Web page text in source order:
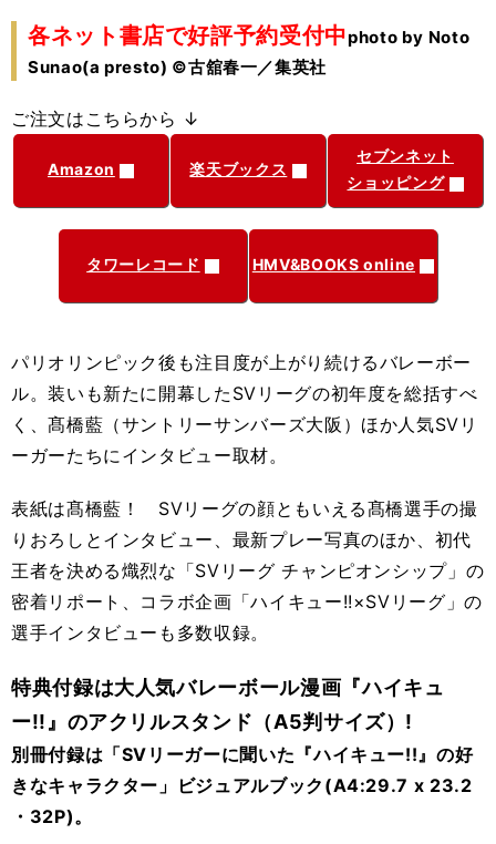
各ネット書店で好評予約受付中photo by Noto
Sunao(a presto) ©古舘春一／集英社
ご注文はこちらから ↓
Amazon 楽天ブックス
セブンネット
ショッピング
タワーレコード HMV&BOOKS online
パリオリンピック後も注目度が上がり続けるバレーボー
ル。装いも新たに開幕したSVリーグの初年度を総括すべ
く、髙橋藍（サントリーサンバーズ大阪）ほか人気SVリ
ーガーたちにインタビュー取材。
表紙は髙橋藍！ SVリーグの顔ともいえる髙橋選手の撮
りおろしとインタビュー、最新プレー写真のほか、初代
王者を決める熾烈な「SVリーグ チャンピオンシップ」の
密着リポート、コラボ企画「ハイキュー!!×SVリーグ」の
選手インタビューも多数収録。
特典付録は大人気バレーボール漫画『ハイキュ
ー!!』のアクリルスタンド（A5判サイズ）!
別冊付録は「SVリーガーに聞いた『ハイキュー!!』の好
きなキャラクター」ビジュアルブック(A4:‎29.7 x 23.2
・32P)。